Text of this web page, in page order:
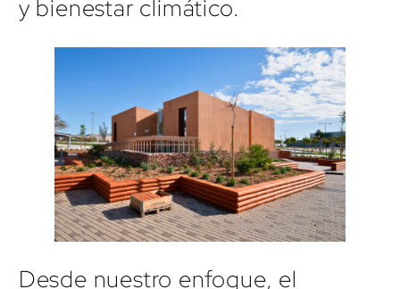
y bienestar climático.
Desde nuestro enfoque, el